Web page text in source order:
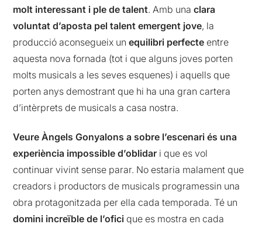
molt interessant i ple de talent. Amb unaclara
voluntat d’aposta pel talent emergent jove, la
producció aconsegueix unequilibri perfecteentre
aquesta nova fornada (tot i que alguns joves porten
molts musicals a les seves esquenes) i aquells que
porten anys demostrant que hi ha una gran cartera
d’intèrprets de musicals a casa nostra.
Veure Àngels Gonyalons a sobre l’escenari és una
experiència impossible d’oblidar i que es vol
continuar vivint sense parar. No estaria malament que
creadors i productors de musicals programessin una
obra protagonitzada per ella cada temporada. Té un
domini increïble de l’oficique es mostra en cada